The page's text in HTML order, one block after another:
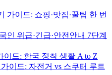
가이드: 쇼핑·맛집·꿀팁 한 번
인 위급·긴급·안전안내 7단계
이드: 한국 정착 생활 A to Z
이드: 자전거 vs 스쿠터 루트